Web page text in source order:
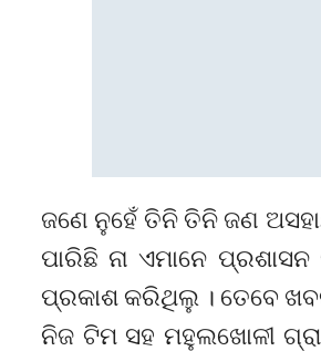
ଜଣେ ନୁହେଁ ତିନି ତିନି ଜଣ
ପାରିଛି ନା ଏମାନେ
ପ୍ରକାଶ କରିଥିଲୁ । ତେବେ
ନିଜ ଟିମ ସହ ମହୁଲଖୋଳୀ